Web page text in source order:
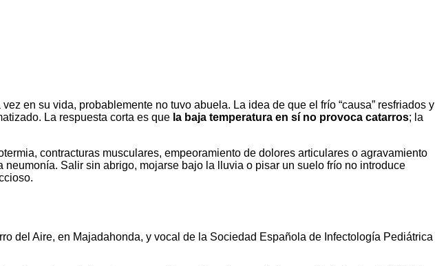
en su vida, probablemente no tuvo abuela. La idea de que el frío “causa” resfriados y
La respuesta corta es que la baja temperatura en sí no provoca catarros; la
contracturas musculares, empeoramiento de dolores articulares o agravamiento
Salir sin abrigo, mojarse bajo la lluvia o pisar un suelo frío no introduce
del Aire, en Majadahonda, y vocal de la Sociedad Española de Infectología Pediátrica